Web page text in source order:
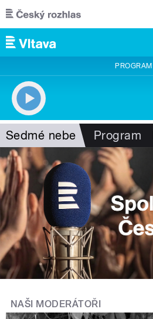
Přejít k hlavnímu obsahu
PROGRAM
Sedmé nebe Program
NAŠI MODERÁTOŘI